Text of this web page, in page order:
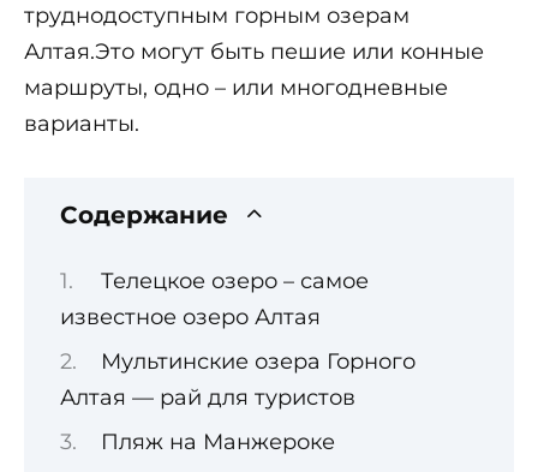
труднодоступным горным озерам
Алтая.Это могут быть пешие или конные
маршруты, одно – или многодневные
варианты.
Содержание
Телецкое озеро – самое
известное озеро Алтая
Мультинские озера Горного
Алтая — рай для туристов
Пляж на Манжероке